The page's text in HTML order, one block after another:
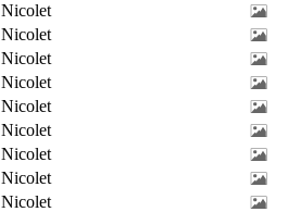
Nicolet
Nicolet
Nicolet
Nicolet
Nicolet
Nicolet
Nicolet
Nicolet
Nicolet